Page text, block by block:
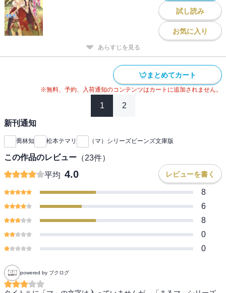
試し読み
お気に入り
あらすじを見る
まとめてカート
※無料、予約、入荷通知のコンテンツはカートに追加されません。
1 2
新刊通知
喬林知 松本テマリ （マ）シリーズビーンズ文庫版
この作品のレビュー （23件）
平均 4.0 レビューを書く
8
6
8
0
0
powered by ブクログ